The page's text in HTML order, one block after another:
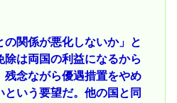
の関係が悪化しないか」と
は両国の利益になるから
残念ながら優遇措置をやめ
いう要望だ。他の国と同